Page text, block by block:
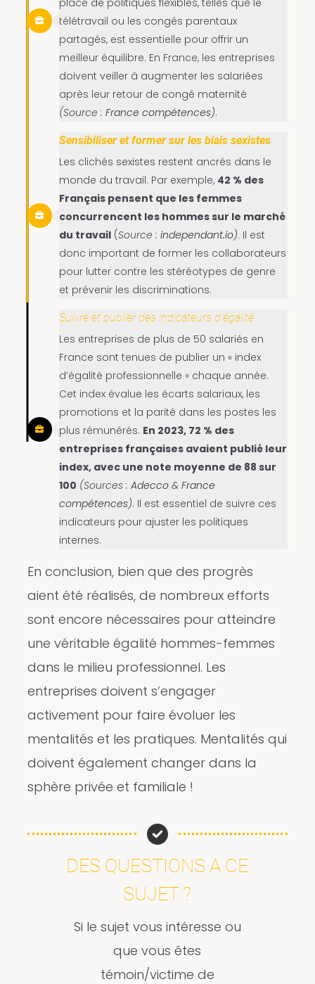
télétravail ou les congés parentaux
partagés, est essentielle pour offrir un
meilleur équilibre. En France, les entreprises
doivent veiller à augmenter les salariées
après leur retour de congé maternité
​(Source : France compétences).
Sensibiliser et former sur les biais sexistes
Les clichés sexistes restent ancrés dans le
monde du travail. Par exemple, 42 % des
Français pensent que les femmes
concurrencent les hommes sur le marché
du travail​(Source : independant.io). Il est
donc important de former les collaborateurs
pour lutter contre les stéréotypes de genre
et prévenir les discriminations.
Suivre et publier des indicateurs d’égalité
Les entreprises de plus de 50 salariés en
France sont tenues de publier un « index
d’égalité professionnelle » chaque année.
Cet index évalue les écarts salariaux, les
promotions et la parité dans les postes les
plus rémunérés. En 2023, 72 % des
entreprises françaises avaient publié leur
index, avec une note moyenne de 88 sur
100​ (Sources : Adecco& France
compétences). Il est essentiel de suivre ces
indicateurs pour ajuster les politiques
internes.
En conclusion, bien que des progrès
aient été réalisés, de nombreux efforts
sont encore nécessaires pour atteindre
une véritable égalité hommes-femmes
dans le milieu professionnel. Les
entreprises doivent s’engager
activement pour faire évoluer les
mentalités et les pratiques. Mentalités qui
doivent également changer dans la
sphère privée et familiale !
DES QUESTIONS A CE
SUJET ?
Si le sujet vous intéresse ou
que vous êtes
témoin/victime de